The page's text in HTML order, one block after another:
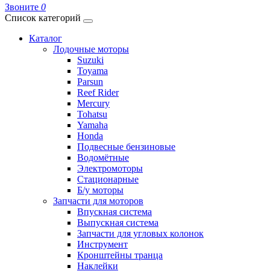
Звоните 0
Список категорий
Каталог
Лодочные моторы
Suzuki
Toyama
Parsun
Reef Rider
Mercury
Tohatsu
Yamaha
Honda
Подвесные бензиновые
Водомётные
Электромоторы
Стационарные
Б/у моторы
Запчасти для моторов
Впускная система
Выпускная система
Запчасти для угловых колонок
Инструмент
Кронштейны транца
Наклейки